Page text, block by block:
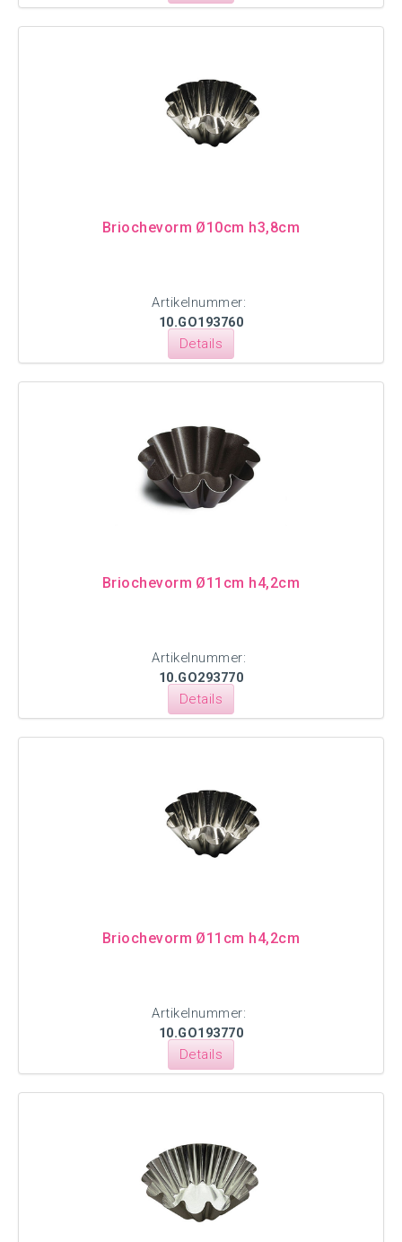
Briochevorm Ø10cm h3,8cm
Artikelnummer:
10.GO193760
Details
Briochevorm Ø11cm h4,2cm
Artikelnummer:
10.GO293770
Details
Briochevorm Ø11cm h4,2cm
Artikelnummer:
10.GO193770
Details